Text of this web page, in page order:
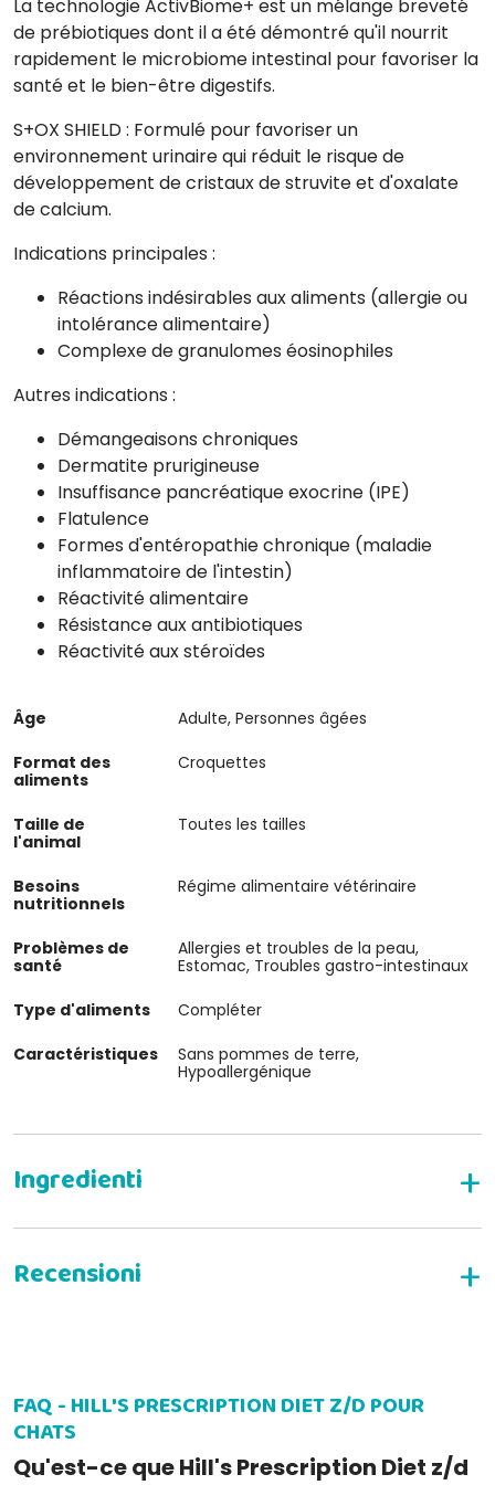
La technologie ActivBiome+ est un mélange breveté
de prébiotiques dont il a été démontré qu'il nourrit
rapidement le microbiome intestinal pour favoriser la
santé et le bien-être digestifs.
S+OX SHIELD : Formulé pour favoriser un
environnement urinaire qui réduit le risque de
développement de cristaux de struvite et d'oxalate
de calcium.
Indications principales :
Réactions indésirables aux aliments (allergie ou
intolérance alimentaire)
Complexe de granulomes éosinophiles
Autres indications :
Démangeaisons chroniques
Dermatite prurigineuse
Insuffisance pancréatique exocrine (IPE)
Flatulence
Formes d'entéropathie chronique (maladie
inflammatoire de l'intestin)
Réactivité alimentaire
Résistance aux antibiotiques
Réactivité aux stéroïdes
Âge
Adulte, Personnes âgées
Format des
aliments
Croquettes
Taille de
l'animal
Toutes les tailles
Besoins
nutritionnels
Régime alimentaire vétérinaire
Problèmes de
santé
Allergies et troubles de la peau,
Estomac, Troubles gastro-intestinaux
Type d'aliments
Compléter
Caractéristiques
Sans pommes de terre,
Hypoallergénique
Protéines de haute qualité et ingrédients
minéraux, huile de coco, hydrolysats, coquilles de
noix de pécan moulues, huile de poisson (0,1%),
pulpe de betterave déshydratée, graines de lin,
FAQ - HILL'S PRESCRIPTION DIET Z/D POUR
CHATS
Qu'est-ce que Hill's Prescription Diet z/d